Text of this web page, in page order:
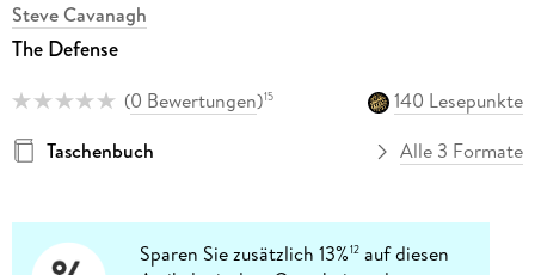
Steve Cavanagh
The Defense
(0 Bewertungen)15
140 Lesepunkte
Taschenbuch
Alle 3 Formate
Sparen Sie zusätzlich 13%12 auf diesen